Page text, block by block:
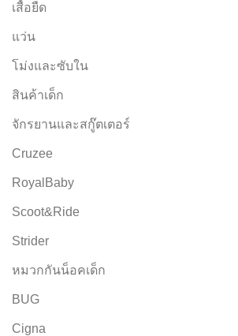
เสื้อยืด
แว่น
โม่งและซับใน
สินค้าเด็ก
จักรยานและสกู๊ตเตอร์
Cruzee
RoyalBaby
Scoot&Ride
Strider
หมวกกันน็อคเด็ก
BUG
Cigna